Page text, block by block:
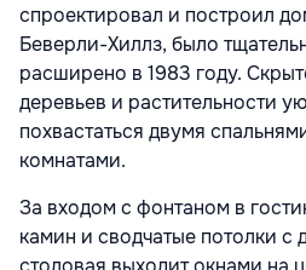
спроектировал и построил
Беверли-Хиллз, было
расширено в 1983 году.
деревьев и растительности
похвастаться двумя
комнатами.
За входом с фонтаном в
камин и сводчатые потолки с